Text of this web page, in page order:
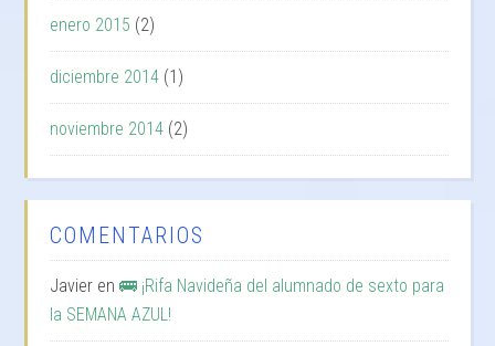
enero 2015 (2)
diciembre 2014 (1)
noviembre 2014 (2)
COMENTARIOS
Javier en🚌 ¡Rifa Navideña del alumnado de sexto para
la SEMANA AZUL!